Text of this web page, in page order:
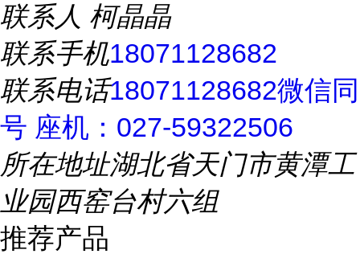
联系人 柯晶晶
联系手机18071128682
联系电话18071128682微信同
号 座机：027-59322506
所在地址湖北省天门市黄潭工
业园西窑台村六组
推荐产品